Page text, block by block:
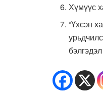
Хүмүүс
“Үхсэн